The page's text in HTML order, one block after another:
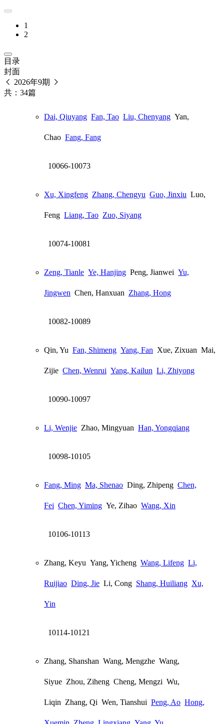
1
2
目录
封面
2026年9期
共：34篇
Dai, Qiuyang Fan, Tao Liu, Chenyang Yan,
Chao Fang, Fang
10066-10073
Xu, Xingfeng Zhang, Chengyu Guo, Jinxiu Luo,
Feng Liang, Tao Zuo, Siyang
10074-10081
Zeng, Tianle Ye, Hanjing Peng, Jianwei Yu,
Jingwen Chen, Hanxuan Zhang, Hong
10082-10089
Qin, Yu Fan, Shimeng Yang, Fan Xue, Zixuan Mai,
Zijie Chen, Wenrui Yang, Kailun Li, Zhiyong
10090-10097
Li, Wenjie Zhao, Mingyuan Han, Yongqiang
10098-10105
Fang, Ming Ma, Shenao Ding, Zhipeng Chen,
Fei Chen, Yiming Ye, Zihao Wang, Xin
10106-10113
Zhang, Keyu Yang, Yicheng Wang, Lifeng Li,
Ruijiao Ding, Jie Li, Cong Shang, Huiliang Xu,
Yin
10114-10121
Zhang, Shanshan Wang, Mengzhe Wang,
Siyue Zhou, Ziheng Cheng, Mengzi Wu,
Liqin Zhang, Qi Wen, Tianshui Peng, Ao Hong,